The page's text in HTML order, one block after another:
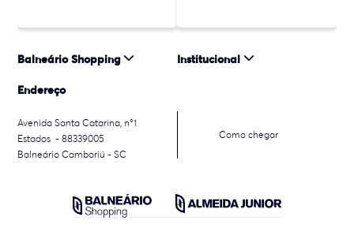
Balneário Shopping Institucional
Endereço
Avenida Santa Catarina, n°1
Estados - 88339005
Balneário Camboriú - SC
Como chegar